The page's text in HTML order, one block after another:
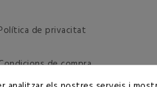
de privacitat
de compra